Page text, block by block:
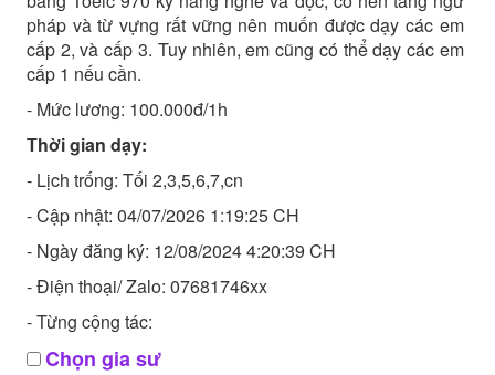
pháp và từ vựng rất vững nên muốn được dạy các em
cấp 2, và cấp 3. Tuy nhiên, em cũng có thể dạy các em
cấp 1 nếu cần.
- Mức lương: 100.000đ/1h
Thời gian dạy:
- Lịch trống: Tối 2,3,5,6,7,cn
- Cập nhật: 04/07/2026 1:19:25 CH
- Ngày đăng ký: 12/08/2024 4:20:39 CH
- Điện thoại/ Zalo: 07681746xx
- Từng cộng tác:
Chọn gia sư